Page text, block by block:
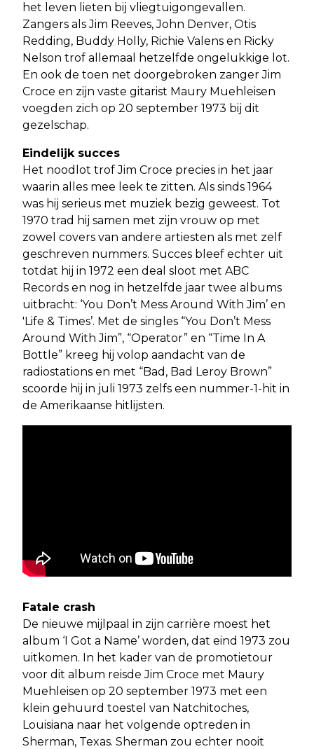
het leven lieten bij vliegtuigongevallen.
Zangers als Jim Reeves, John Denver, Otis
Redding, Buddy Holly, Richie Valens en Ricky
Nelson trof allemaal hetzelfde ongelukkige lot.
En ook de toen net doorgebroken zanger Jim
Croce en zijn vaste gitarist Maury Muehleisen
voegden zich op 20 september 1973 bij dit
gezelschap.
Eindelijk succes
Het noodlot trof Jim Croce precies in het jaar
waarin alles mee leek te zitten. Als sinds 1964
was hij serieus met muziek bezig geweest. Tot
1970 trad hij samen met zijn vrouw op met
zowel covers van andere artiesten als met zelf
geschreven nummers. Succes bleef echter uit
totdat hij in 1972 een deal sloot met ABC
Records en nog in hetzelfde jaar twee albums
uitbracht: ‘You Don’t Mess Around With Jim’ en
'Life & Times’. Met de singles “You Don’t Mess
Around With Jim”, “Operator” en “Time In A
Bottle” kreeg hij volop aandacht van de
radiostations en met “Bad, Bad Leroy Brown”
scoorde hij in juli 1973 zelfs een nummer-1-hit in
de Amerikaanse hitlijsten.
Fatale crash
De nieuwe mijlpaal in zijn carrière moest het
album ‘I Got a Name’ worden, dat eind 1973 zou
uitkomen. In het kader van de promotietour
voor dit album reisde Jim Croce met Maury
Muehleisen op 20 september 1973 met een
klein gehuurd toestel van Natchitoches,
Louisiana naar het volgende optreden in
Sherman, Texas. Sherman zou echter nooit